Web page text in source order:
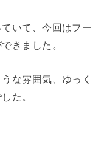
いて、今回はフー
きました。
な雰囲気、ゆっく
た。